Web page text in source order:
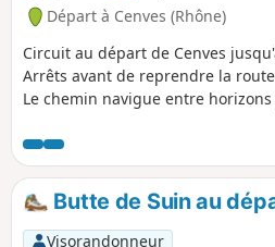
Départ à Cenves (Rhône)
Circuit au départ de Cenves
Arrêts avant de reprendre la
Le chemin navigue entre
Butte de Suin au
Visorandonneur